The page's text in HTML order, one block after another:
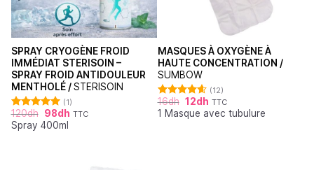
SPRAY CRYOGÈNE FROID
IMMÉDIAT STERISOIN –
SPRAY FROID ANTIDOULEUR
MENTHOLÉ /STERISOIN
Note5.00
sur 5
(1)
120dh 98dh TTC
Spray 400ml
MASQUES À OXYGÈNE À
HAUTE CONCENTRATION /
SUMBOW
Note
4.64
sur 5
(12)
16dh 12dh TTC
1 Masque avec tubulure